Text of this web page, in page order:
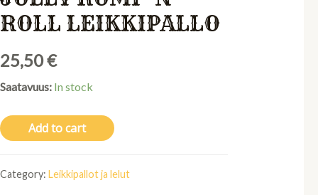
ROLL LEIKKIPALLO
25,50€
Saatavuus: In stock
Add to cart
Category: Leikkipallot ja lelut